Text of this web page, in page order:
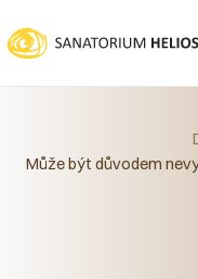
na
obsah
Může být důvodem